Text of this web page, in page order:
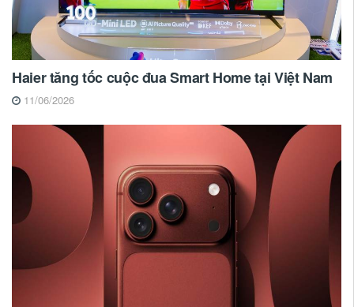
Haier tăng tốc cuộc đua Smart Home tại Việt Nam
11/06/2026